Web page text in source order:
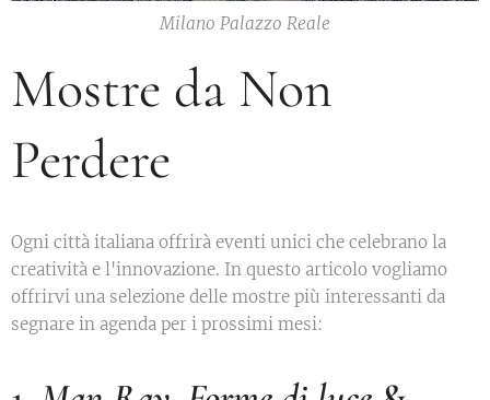
Milano Palazzo Reale
Mostre da Non
Perdere
Ogni città italiana offrirà eventi unici che celebrano la
creatività e l'innovazione. In questo articolo vogliamo
offrirvi una selezione delle mostre più interessanti da
segnare in agenda per i prossimi mesi: